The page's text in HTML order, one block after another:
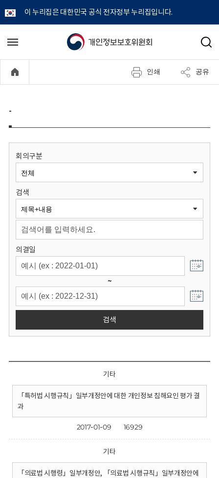
이 누리집은 대한민국 공식 전자정부 누리집입니다.
개
정
보
원
회
메
기
검
인쇄 공유
-
회의구분
검색
의결일
~
검색
기타
「특허법 시행규칙」일부개정안에 대한 개인정보 침해요인 평가 결
과
2017-01-09 16929
기타
「의료법 시행령」일부개정안, 「의료법 시행규칙」일부개정안에